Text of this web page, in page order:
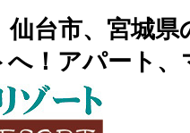
仙台市、宮城
へ！アパート